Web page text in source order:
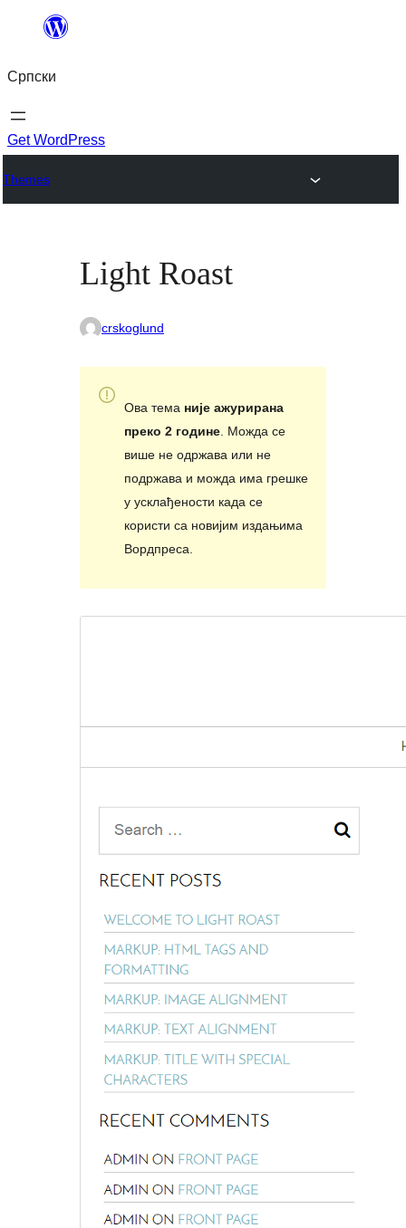
Скочи
садржај
Српски
Get WordPress
Themes
Light Roast
crskoglund
Ова тема није ажурирана
преко 2 године. Можда се
више не одржава или не
подржава и можда има грешке
у усклађености када се
користи са новијим издањима
Вордпреса.